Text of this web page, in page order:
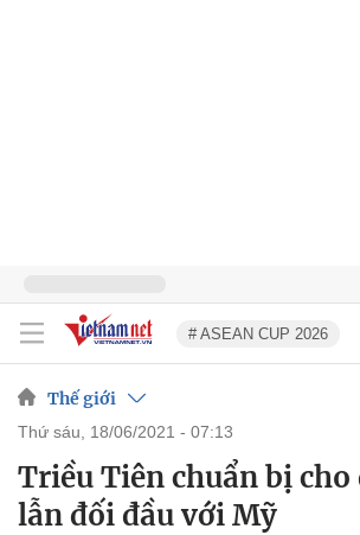
# ASEAN CUP 2026
Thế giới
thứ sáu, 18/06/2021 - 07:13
Triều Tiên chuẩn bị
lẫn đối đầu với Mỹ